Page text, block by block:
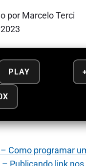
por Marcelo Terci
PLAY
Como programar
Publicando link